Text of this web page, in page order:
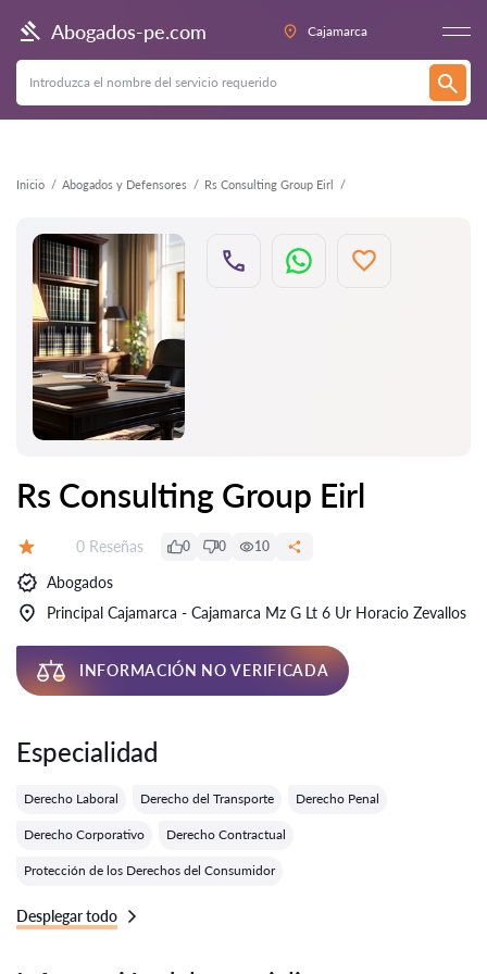
Abogados-pe.com Cajamarca
Inicio Abogados y Defensores Rs Consulting Group Eirl
Atrás
Rs Consulting Group Eirl
Número de reseñas:
0 Reseñas 0 0 10
Abogados
Principal Cajamarca - Cajamarca Mz G Lt 6 Ur Horacio Zevallos
INFORMACIÓN NO VERIFICADA
Especialidad
Derecho Laboral Derecho del Transporte Derecho Penal
Derecho Corporativo Derecho Contractual
Protección de los Derechos del Consumidor
Desplegar todo